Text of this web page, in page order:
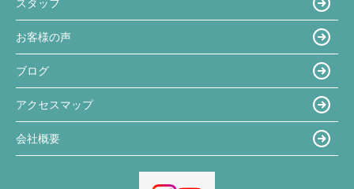
スタッフ
お客様の声
ブログ
アクセスマップ
会社概要